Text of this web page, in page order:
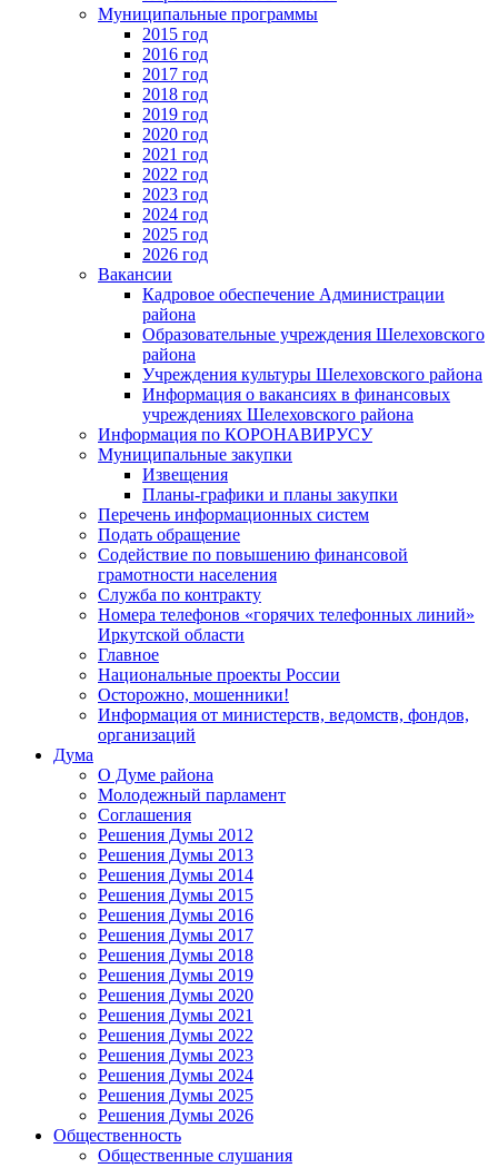
Муниципальные программы
2015 год
2016 год
2017 год
2018 год
2019 год
2020 год
2021 год
2022 год
2023 год
2024 год
2025 год
2026 год
Вакансии
Кадровое обеспечение Администрации
района
Образовательные учреждения Шелеховского
района
Учреждения культуры Шелеховского района
Информация о вакансиях в финансовых
учреждениях Шелеховского района
Информация по КОРОНАВИРУСУ
Муниципальные закупки
Извещения
Планы-графики и планы закупки
Перечень информационных систем
Подать обращение
Содействие по повышению финансовой
грамотности населения
Служба по контракту
Номера телефонов «горячих телефонных линий»
Иркутской области
Главное
Национальные проекты России
Осторожно, мошенники!
Информация от министерств, ведомств, фондов,
организаций
Дума
О Думе района
Молодежный парламент
Соглашения
Решения Думы 2012
Решения Думы 2013
Решения Думы 2014
Решения Думы 2015
Решения Думы 2016
Решения Думы 2017
Решения Думы 2018
Решения Думы 2019
Решения Думы 2020
Решения Думы 2021
Решения Думы 2022
Решения Думы 2023
Решения Думы 2024
Решения Думы 2025
Решения Думы 2026
Общественность
Общественные слушания